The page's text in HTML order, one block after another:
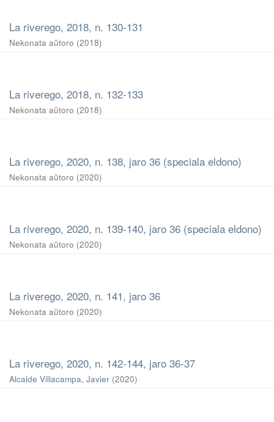
La riverego, 2018, n. 130-131
Nekonata aŭtoro (2018)
La riverego, 2018, n. 132-133
Nekonata aŭtoro (2018)
La riverego, 2020, n. 138, jaro 36 (speciala eldono)
Nekonata aŭtoro (2020)
La riverego, 2020, n. 139-140, jaro 36 (speciala eldono)
Nekonata aŭtoro (2020)
La riverego, 2020, n. 141, jaro 36
Nekonata aŭtoro (2020)
La riverego, 2020, n. 142-144, jaro 36-37
Alcalde Villacampa, Javier (2020)